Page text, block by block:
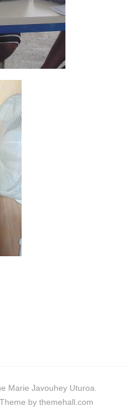
Marie Javouhey Uturoa.
by themehall.com